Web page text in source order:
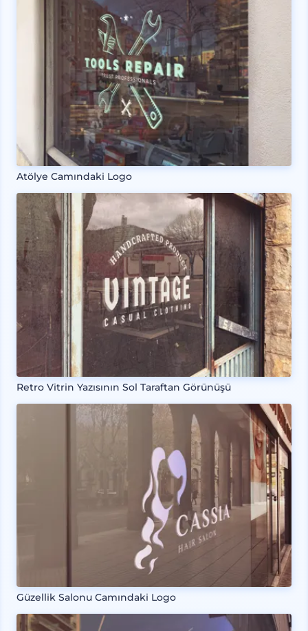
Atölye Camındaki Logo
Retro Vitrin Yazısının Sol Taraftan Görünüşü
Güzellik Salonu Camındaki Logo